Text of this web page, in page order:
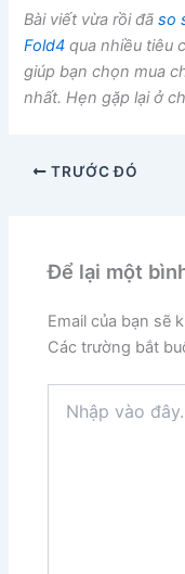
Bài viết vừa rồi đãso
Fold4 qua nhiều tiêu
giúp bạn chọn mua
nhất. Hẹn gặp lại ở
TRƯỚC ĐÓ
Để lại một
Email của bạn sẽ
Các trường bắt
vào